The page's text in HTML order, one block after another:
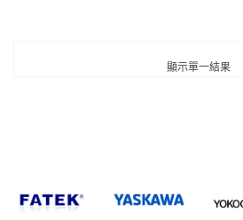
顯示單一結果